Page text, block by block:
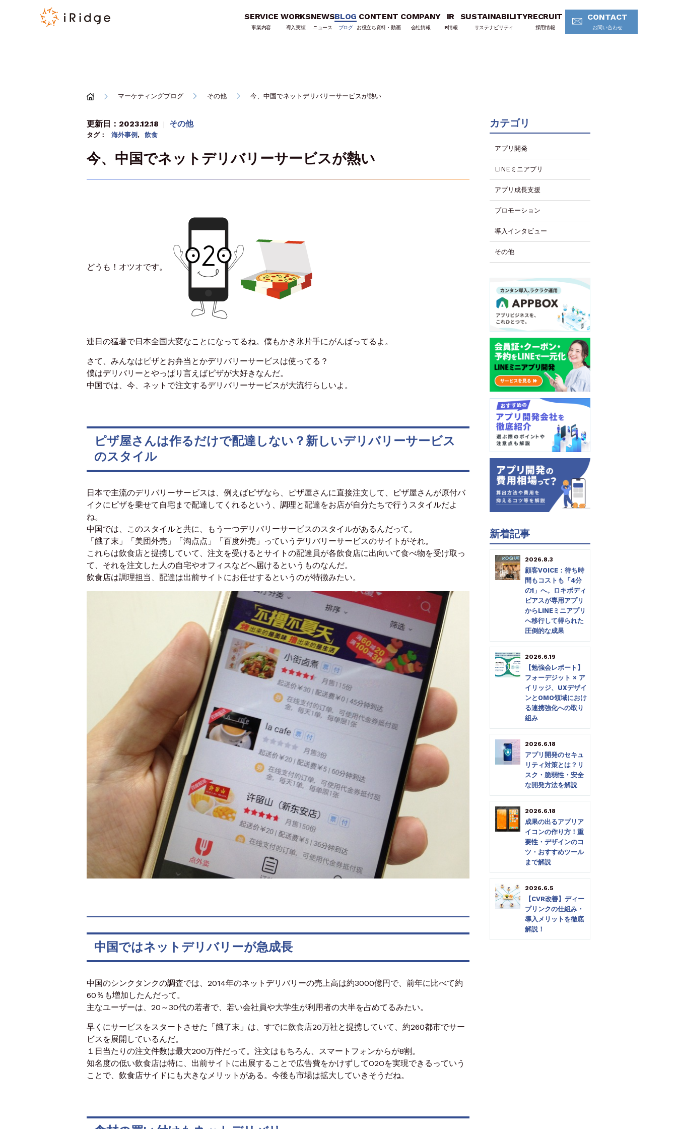
SERVICE
事業内容
WORKS
導入実績
NEWS
ニュース
BLOG
ブログ
CONTENT
お役立ち資料・動画
COMPANY
会社情報
IR
IR情報
SUSTAINABILITY
サステナビリティ
RECRUIT
採用情報
CONTACT
お問い合わせ
マーケティングブログ その他 今、中国でネットデリバリーサービスが熱い
更新日：2023.12.18 ｜ その他
タグ： 海外事例 , 飲食
今、中国でネットデリバリーサービスが熱い
どうも！オツオです。
連日の猛暑で日本全国大変なことになってるね。僕もかき氷片手にがんばってるよ。
さて、みんなはピザとお弁当とかデリバリーサービスは使ってる？
僕はデリバリーとやっぱり言えばピザが大好きなんだ。
中国では、今、ネットで注文するデリバリーサービスが大流行らしいよ。
ピザ屋さんは作るだけで配達しない？新しいデリバリーサービス
のスタイル
日本で主流のデリバリーサービスは、例えばピザなら、ピザ屋さんに直接注文して、ピザ屋さんが原付バ
イクにピザを乗せて自宅まで配達してくれるという、調理と配達をお店が自分たちで行うスタイルだよ
ね。
中国では、このスタイルと共に、もう一つデリバリーサービスのスタイルがあるんだって。
「餓了末」「美団外売」「淘点点」「百度外売」っていうデリバリーサービスのサイトがそれ。
これらは飲食店と提携していて、注文を受けるとサイトの配達員が各飲食店に出向いて食べ物を受け取っ
て、それを注文した人の自宅やオフィスなどへ届けるというものなんだ。
飲食店は調理担当、配達は出前サイトにお任せするというのが特徴みたい。
中国ではネットデリバリーが急成長
中国のシンクタンクの調査では、2014年のネットデリバリーの売上高は約3000億円で、前年に比べて約
60％も増加したんだって。
主なユーザーは、20～30代の若者で、若い会社員や大学生が利用者の大半を占めてるみたい。
早くにサービスをスタートさせた「餓了末」は、すでに飲食店20万社と提携していて、約260都市でサー
ビスを展開しているんだ。
１日当たりの注文件数は最大200万件だって。注文はもちろん、スマートフォンからが8割。
知名度の低い飲食店は特に、出前サイトに出展することで広告費をかけずしてO2Oを実現できるっていう
ことで、飲食店サイドにも大きなメリットがある。今後も市場は拡大していきそうだね。
カテゴリ
アプリ開発
LINEミニアプリ
アプリ成長支援
プロモーション
導入インタビュー
その他
新着記事
2026.8.3
顧客VOICE：待ち時
間もコストも「4分
の1」へ。ロキボディ
ピアスが専用アプリ
からLINEミニアプリ
へ移行して得られた
圧倒的な成果
2026.6.19
【勉強会レポート】
フォーデジット × ア
イリッジ、UXデザイ
ンとOMO領域におけ
る連携強化への取り
組み
2026.6.18
アプリ開発のセキュ
リティ対策とは？リ
スク・脆弱性・安全
な開発方法を解説
2026.6.18
成果の出るアプリア
イコンの作り方！重
要性・デザインのコ
ツ・おすすめツール
まで解説
2026.6.5
【CVR改善】ディー
プリンクの仕組み・
導入メリットを徹底
解説！